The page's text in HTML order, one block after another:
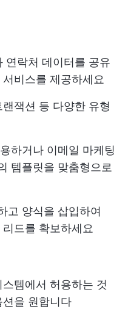
연락처 데이터를 공유
비스를 제공하세요
잭션 등 다양한 유형
하거나 이메일 마케팅
템플릿을 맞춤형으로
고 양식을 삽입하여
드를 확보하세요
템에서 허용하는 것
을 원합니다